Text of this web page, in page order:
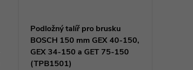
Podložný talíř pro brusku
BOSCH 150 mm GEX 40-150,
GEX 34-150 a GET 75-150
(TPB1501)